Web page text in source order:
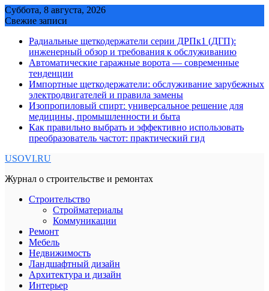
Skip
to
Суббота, 8 августа, 2026
Свежие записи
Радиальные щеткодержатели серии ДРПк1 (ДГП):
инженерный обзор и требования к обслуживанию
Автоматические гаражные ворота — современные
тенденции
Импортные щеткодержатели: обслуживание зарубежных
электродвигателей и правила замены
Изопропиловый спирт: универсальное решение для
медицины, промышленности и быта
Как правильно выбрать и эффективно использовать
преобразователь частот: практический гид
USOVI.RU
Журнал о строительстве и ремонтах
Строительство
Стройматериалы
Коммуникации
Ремонт
Мебель
Недвижимость
Ландшафтный дизайн
Архитектура и дизайн
Интерьер